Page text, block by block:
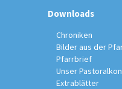
Downloads
Chroniken
Bilder aus der
Pfarrbrief
Unser
Extrablätter